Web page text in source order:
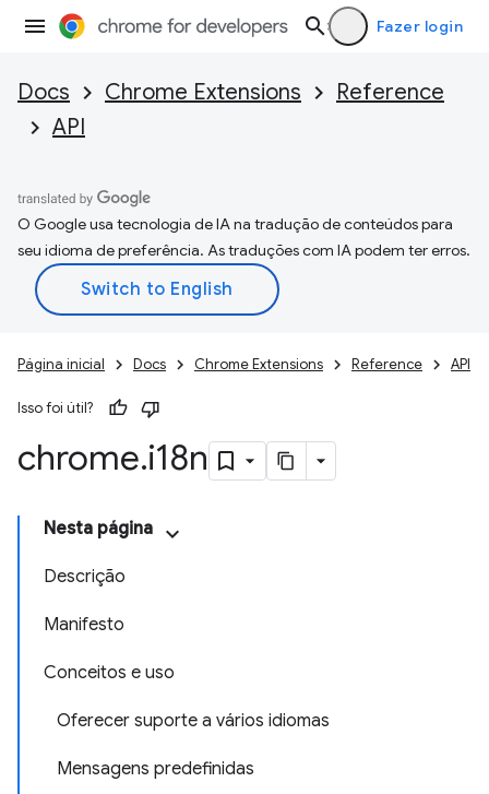
Fazer login
Docs Chrome Extensions
Reference
API
O Google usa tecnologia de IA na tradução de conteúdos para
seu idioma de preferência. As traduções com IA podem ter erros.
Página inicial Docs Chrome Extensions Reference API
Isso foi útil?
chrome.i18n
Nesta página
Descrição
Manifesto
Conceitos e uso
Oferecer suporte a vários idiomas
Mensagens predefinidas